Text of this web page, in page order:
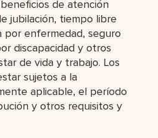
de atención
jubilación, tiempo libre
por enfermedad, seguro
discapacidad y otros
de vida y trabajo. Los
sujetos a la
aplicable, el período
y otros requisitos y